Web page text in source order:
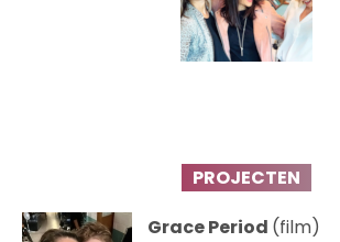
PROJECTEN
Grace Period (film)